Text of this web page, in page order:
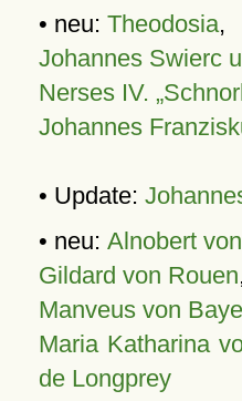
• neu: Theodosia,
Johannes Swierc
Nerses IV.
Johannes
• Update:
• neu: Alnobert
Gildard von Rouen
Manveus von
Maria Katharina
de Longprey